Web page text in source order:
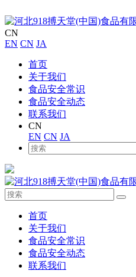
CN
EN CN JA
首页
关于我们
食品安全常识
食品安全动态
联系我们
CN
EN CN JA
首页
关于我们
食品安全常识
食品安全动态
联系我们